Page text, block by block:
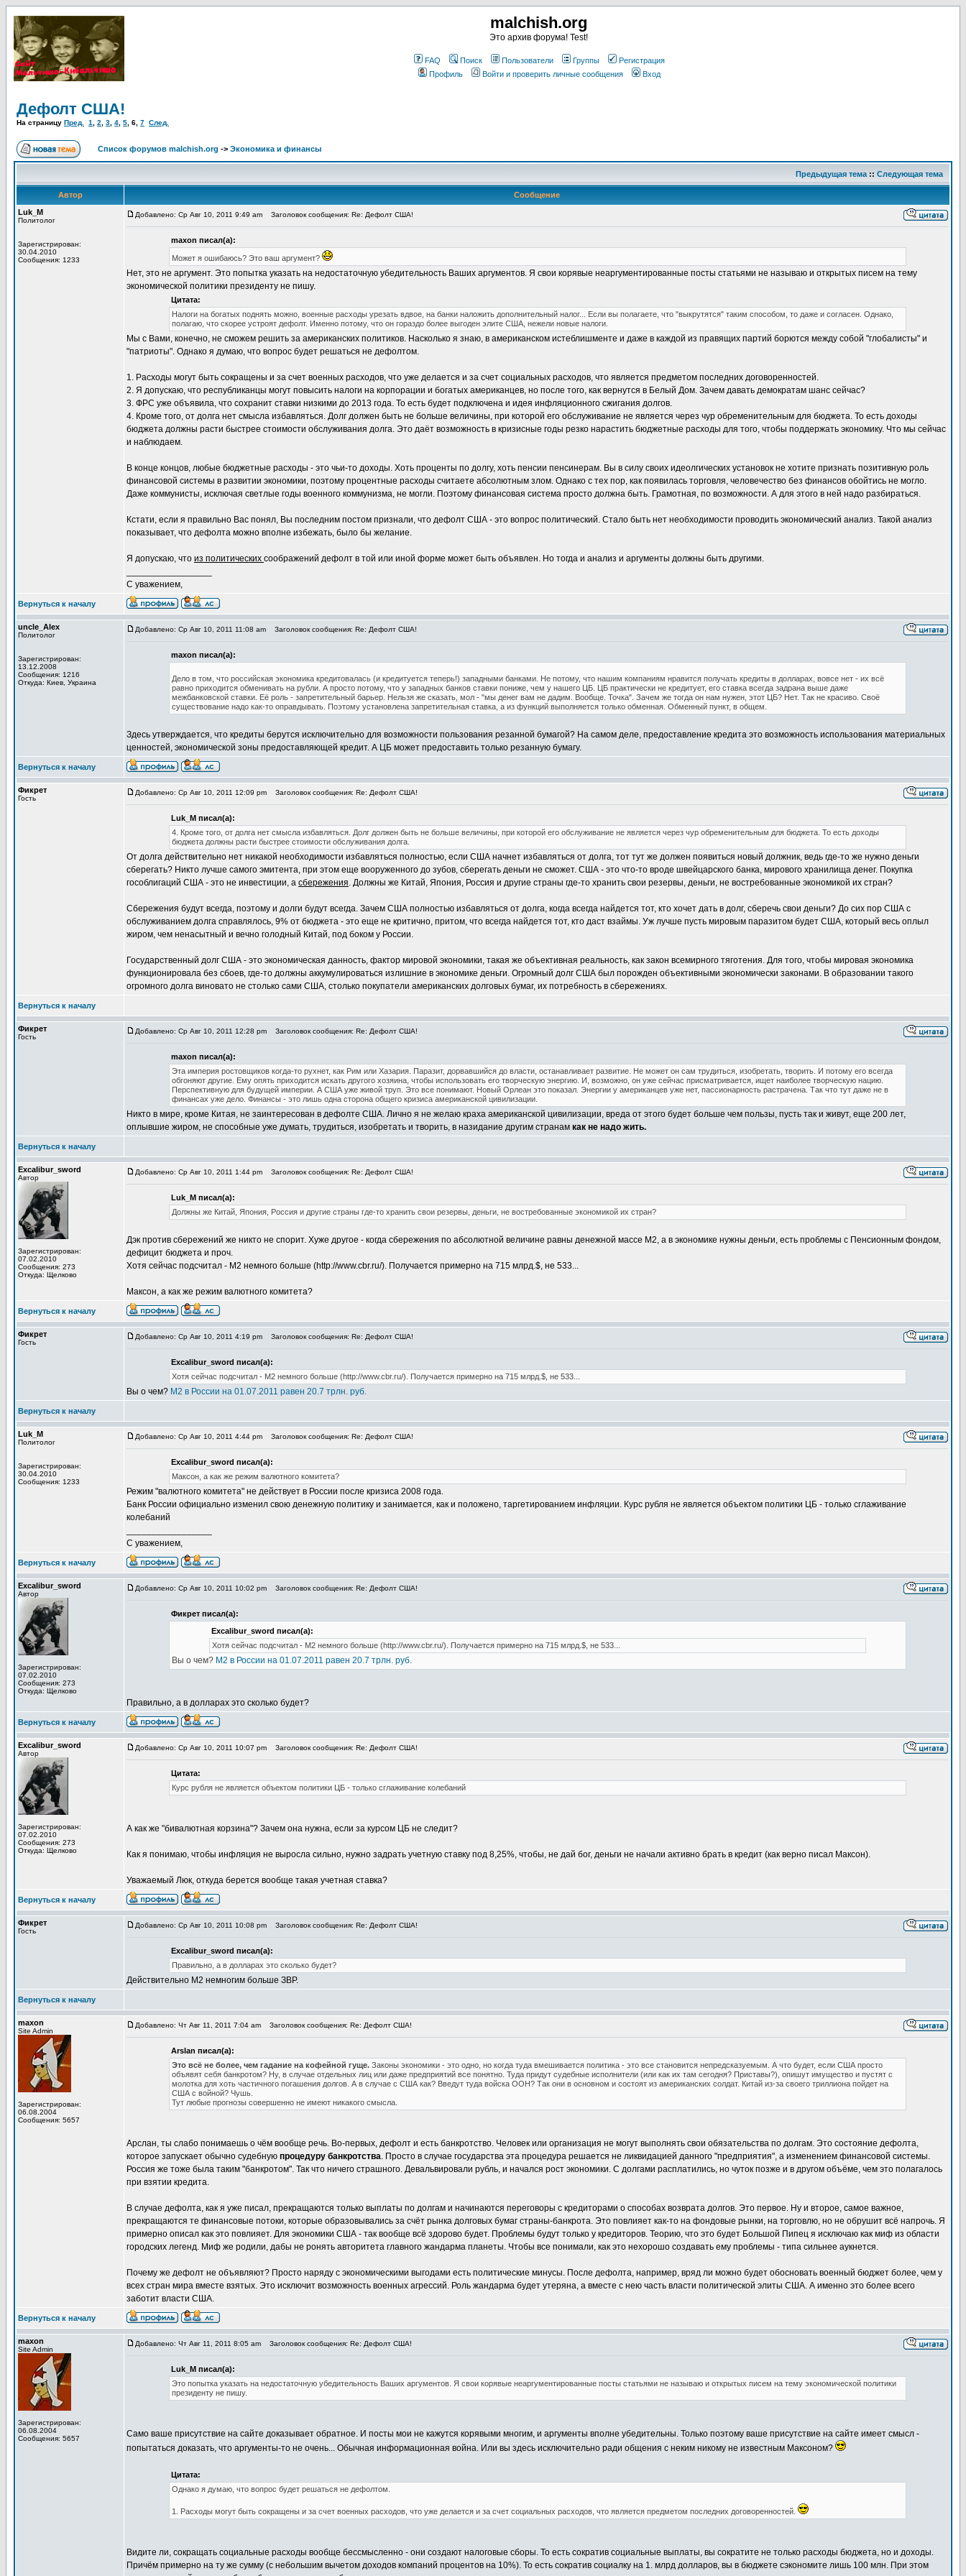
malchish.org
Это архив форума! Test!
FAQ Поиск Пользователи Группы
Регистрация
Профиль
Войти и проверить личные сообщения Вход
Дефолт США!
На страницу Пред. 1 2 3 4 5 6 7 След.
Список форумов malchish.org -> Экономика и финансы
Предыдущая тема :: Следующая тема
Автор
Сообщение
Luk_M
Политолог
Зарегистрирован:
30.04.2010
Сообщения: 1233
Добавлено: Ср Авг 10, 2011 9:49 am Заголовок сообщения: Re: Дефолт США!
maxon писал(а):
Может я ошибаюсь? Это ваш аргумент?
Нет, это не аргумент. Это попытка указать на недостаточную убедительность Ваших аргументов. Я свои корявые неаргументированные посты статьями не называю и открытых писем на тему
экономической политики президенту не пишу.
Цитата:
Налоги на богатых поднять можно, военные расходы урезать вдвое, на банки наложить дополнительный налог... Если вы полагаете, что "выкрутятся" таким способом, то даже и согласен. Однако,
полагаю, что скорее устроят дефолт. Именно потому, что он гораздо более выгоден элите США, нежели новые налоги.
Мы с Вами, конечно, не сможем решить за американских политиков. Насколько я знаю, в американском истеблишменте и даже в каждой из правящих партий борются между собой "глобалисты" и
"патриоты". Однако я думаю, что вопрос будет решаться не дефолтом.
1. Расходы могут быть сокращены и за счет военных расходов, что уже делается и за счет социальных расходов, что является предметом последних договоренностей.
2. Я допускаю, что республиканцы могут повысить налоги на корпорации и богатых американцев, но после того, как вернутся в Белый Дом. Зачем давать демократам шанс сейчас?
3. ФРС уже объявила, что сохранит ставки низкими до 2013 года. То есть будет подключена и идея инфляционного сжигания долгов.
4. Кроме того, от долга нет смысла избавляться. Долг должен быть не больше величины, при которой его обслуживание не является через чур обременительным для бюджета. То есть доходы
бюджета должны расти быстрее стоимости обслуживания долга. Это даёт возможность в кризисные годы резко нарастить бюджетные расходы для того, чтобы поддержать экономику. Что мы сейчас
и наблюдаем.
В конце концов, любые бюджетные расходы - это чьи-то доходы. Хоть проценты по долгу, хоть пенсии пенсинерам. Вы в силу своих идеолгических установок не хотите признать позитивную роль
финансовой системы в развитии экономики, поэтому процентные расходы считаете абсолютным злом. Однако с тех пор, как появилась торговля, человечество без финансов обойтись не могло.
Даже коммунисты, исключая светлые годы военного коммунизма, не могли. Поэтому финансовая система просто должна быть. Грамотная, по возможности. А для этого в ней надо разбираться.
Кстати, если я правильно Вас понял, Вы последним постом признали, что дефолт США - это вопрос политический. Стало быть нет необходимости проводить экономический анализ. Такой анализ
показывает, что дефолта можно вполне избежать, было бы желание.
Я допускаю, что из политических соображений дефолт в той или иной форме может быть объявлен. Но тогда и анализ и аргументы должны быть другими.
С уважением,
Вернуться к началу
uncle_Alex
Политолог
Зарегистрирован:
13.12.2008
Сообщения: 1216
Откуда: Киев, Украина
Добавлено: Ср Авг 10, 2011 11:08 am Заголовок сообщения: Re: Дефолт США!
maxon писал(а):
Дело в том, что российская экономика кредитовалась (и кредитуется теперь!) западными банками. Не потому, что нашим компаниям нравится получать кредиты в долларах, вовсе нет - их всё
равно приходится обменивать на рубли. А просто потому, что у западных банков ставки пониже, чем у нашего ЦБ. ЦБ практически не кредитует, его ставка всегда задрана выше даже
межбанковской ставки. Её роль - запретительный барьер. Нельзя же сказать, мол - "мы денег вам не дадим. Вообще. Точка". Зачем же тогда он нам нужен, этот ЦБ? Нет. Так не красиво. Своё
существование надо как-то оправдывать. Поэтому установлена запретительная ставка, а из функций выполняется только обменная. Обменный пункт, в общем.
Здесь утверждается, что кредиты берутся исключительно для возможности пользования резанной бумагой? На самом деле, предоставление кредита это возможность использования материальных
ценностей, экономической зоны предоставляющей кредит. А ЦБ может предоставить только резанную бумагу.
Вернуться к началу
Фикрет
Гость
Добавлено: Ср Авг 10, 2011 12:09 pm Заголовок сообщения: Re: Дефолт США!
Luk_M писал(а):
4. Кроме того, от долга нет смысла избавляться. Долг должен быть не больше величины, при которой его обслуживание не является через чур обременительным для бюджета. То есть доходы
бюджета должны расти быстрее стоимости обслуживания долга.
От долга действительно нет никакой необходимости избавляться полностью, если США начнет избавляться от долга, тот тут же должен появиться новый должник, ведь где-то же нужно деньги
сберегать? Никто лучше самого эмитента, при этом еще вооруженного до зубов, сберегать деньги не сможет. США - это что-то вроде швейцарского банка, мирового хранилища денег. Покупка
гособлигаций США - это не инвестиции, а сбережения. Должны же Китай, Япония, Россия и другие страны где-то хранить свои резервы, деньги, не востребованные экономикой их стран?
Сбережения будут всегда, поэтому и долги будут всегда. Зачем США полностью избавляться от долга, когда всегда найдется тот, кто хочет дать в долг, сберечь свои деньги? До сих пор США с
обслуживанием долга справлялось, 9% от бюджета - это еще не критично, притом, что всегда найдется тот, кто даст взаймы. Уж лучше пусть мировым паразитом будет США, который весь оплыл
жиром, чем ненасытный и вечно голодный Китай, под боком у России.
Государственный долг США - это экономическая данность, фактор мировой экономики, такая же объективная реальность, как закон всемирного тяготения. Для того, чтобы мировая экономика
функционировала без сбоев, где-то должны аккумулироваться излишние в экономике деньги. Огромный долг США был порожден объективными экономически законами. В образовании такого
огромного долга виновато не столько сами США, столько покупатели американских долговых бумаг, их потребность в сбережениях.
Вернуться к началу
Фикрет
Гость
Добавлено: Ср Авг 10, 2011 12:28 pm Заголовок сообщения: Re: Дефолт США!
maxon писал(а):
Эта империя ростовщиков когда-то рухнет, как Рим или Хазария. Паразит, дорвавшийся до власти, останавливает развитие. Не может он сам трудиться, изобретать, творить. И потому его всегда
обгоняют другие. Ему опять приходится искать другого хозяина, чтобы использовать его творческую энергию. И, возможно, он уже сейчас присматривается, ищет наиболее творческую нацию.
Перспективную для будущей империи. А США уже живой труп. Это все понимают. Новый Орлеан это показал. Энергии у американцев уже нет, пассионарность растрачена. Так что тут даже не в
финансах уже дело. Финансы - это лишь одна сторона общего кризиса американской цивилизации.
Никто в мире, кроме Китая, не заинтересован в дефолте США. Лично я не желаю краха американской цивилизации, вреда от этого будет больше чем пользы, пусть так и живут, еще 200 лет,
оплывшие жиром, не способные уже думать, трудиться, изобретать и творить, в назидание другим странам как не надо жить.
Вернуться к началу
Excalibur_sword
Автор
Зарегистрирован:
07.02.2010
Сообщения: 273
Откуда: Щелково
Добавлено: Ср Авг 10, 2011 1:44 pm Заголовок сообщения: Re: Дефолт США!
Luk_M писал(а):
Должны же Китай, Япония, Россия и другие страны где-то хранить свои резервы, деньги, не востребованные экономикой их стран?
Дэк против сбережений же никто не спорит. Хуже другое - когда сбережения по абсолютной величине равны денежной массе М2, а в экономике нужны деньги, есть проблемы с Пенсионным фондом,
дефицит бюджета и проч.
Хотя сейчас подсчитал - М2 немного больше (http://www.cbr.ru/). Получается примерно на 715 млрд.$, не 533...
Максон, а как же режим валютного комитета?
Вернуться к началу
Фикрет
Гость
Добавлено: Ср Авг 10, 2011 4:19 pm Заголовок сообщения: Re: Дефолт США!
Excalibur_sword писал(а):
Хотя сейчас подсчитал - М2 немного больше (http://www.cbr.ru/). Получается примерно на 715 млрд.$, не 533...
Вы о чем? М2 в России на 01.07.2011 равен 20.7 трлн. руб.
Вернуться к началу
Luk_M
Политолог
Зарегистрирован:
30.04.2010
Сообщения: 1233
Добавлено: Ср Авг 10, 2011 4:44 pm Заголовок сообщения: Re: Дефолт США!
Excalibur_sword писал(а):
Максон, а как же режим валютного комитета?
Режим "валютного комитета" не действует в России после кризиса 2008 года.
Банк России официально изменил свою денежную политику и занимается, как и положено, таргетированием инфляции. Курс рубля не является объектом политики ЦБ - только сглаживание
колебаний
С уважением,
Вернуться к началу
Excalibur_sword
Автор
Зарегистрирован:
07.02.2010
Сообщения: 273
Откуда: Щелково
Добавлено: Ср Авг 10, 2011 10:02 pm Заголовок сообщения: Re: Дефолт США!
Фикрет писал(а):
Excalibur_sword писал(а):
Хотя сейчас подсчитал - М2 немного больше (http://www.cbr.ru/). Получается примерно на 715 млрд.$, не 533...
Вы о чем? М2 в России на 01.07.2011 равен 20.7 трлн. руб.
Правильно, а в долларах это сколько будет?
Вернуться к началу
Excalibur_sword
Автор
Зарегистрирован:
07.02.2010
Сообщения: 273
Откуда: Щелково
Добавлено: Ср Авг 10, 2011 10:07 pm Заголовок сообщения: Re: Дефолт США!
Цитата:
Курс рубля не является объектом политики ЦБ - только сглаживание колебаний
А как же "бивалютная корзина"? Зачем она нужна, если за курсом ЦБ не следит?
Как я понимаю, чтобы инфляция не выросла сильно, нужно задрать учетную ставку под 8,25%, чтобы, не дай бог, деньги не начали активно брать в кредит (как верно писал Максон).
Уважаемый Люк, откуда берется вообще такая учетная ставка?
Вернуться к началу
Фикрет
Гость
Добавлено: Ср Авг 10, 2011 10:08 pm Заголовок сообщения: Re: Дефолт США!
Excalibur_sword писал(а):
Правильно, а в долларах это сколько будет?
Действительно М2 немногим больше ЗВР.
Вернуться к началу
maxon
Site Admin
Зарегистрирован:
06.08.2004
Сообщения: 5657
Добавлено: Чт Авг 11, 2011 7:04 am Заголовок сообщения: Re: Дефолт США!
Arslan писал(а):
Это всё не более, чем гадание на кофейной гуще.Законы экономики - это одно, но когда туда вмешивается политика - это все становится непредсказуемым. А что будет, если США просто
объявят себя банкротом? Ну, в случае отдельных лиц или даже предприятий все понятно. Туда придут судебные исполнители (или как их там сегодня? Приставы?), опишут имущество и пустят с
молотка для хоть частичного погашения долгов. А в случае с США как? Введут туда войска ООН? Так они в основном и состоят из американских солдат. Китай из-за своего триллиона пойдет на
США с войной? Чушь.
Тут любые прогнозы совершенно не имеют никакого смысла.
Арслан, ты слабо понимаешь о чём вообще речь. Во-первых, дефолт и есть банкротство. Человек или организация не могут выполнять свои обязательства по долгам. Это состояние дефолта,
которое запускает обычно судебную процедуру банкротства. Просто в случае государства эта процедура решается не ликвидацией данного "предприятия", а изменением финансовой системы.
Россия же тоже была таким "банкротом". Так что ничего страшного. Девальвировали рубль, и начался рост экономики. С долгами расплатились, но чуток позже и в другом объёме, чем это полагалось
при взятии кредита.
В случае дефолта, как я уже писал, прекращаются только выплаты по долгам и начинаются переговоры с кредиторами о способах возврата долгов. Это первое. Ну и второе, самое важное,
прекращаются те финансовые потоки, которые образовывались за счёт рынка долговых бумаг страны-банкрота. Это повлияет как-то на фондовые рынки, на торговлю, но не обрушит всё напрочь. Я
примерно описал как это повлияет. Для экономики США - так вообще всё здорово будет. Проблемы будут только у кредиторов. Теорию, что это будет Большой Пипец я исключаю как миф из области
городских легенд. Миф же родили, дабы не ронять авторитета главного жандарма планеты. Чтобы все понимали, как это нехорошо создавать ему проблемы - типа сильнее аукнется.
Почему же дефолт не объявляют? Просто наряду с экономическими выгодами есть политические минусы. После дефолта, например, вряд ли можно будет обосновать военный бюджет более, чем у
всех стран мира вместе взятых. Это исключит возможность военных агрессий. Роль жандарма будет утеряна, а вместе с нею часть власти политической элиты США. А именно это более всего
заботит власти США.
Вернуться к началу
maxon
Site Admin
Зарегистрирован:
06.08.2004
Сообщения: 5657
Добавлено: Чт Авг 11, 2011 8:05 am Заголовок сообщения: Re: Дефолт США!
Luk_M писал(а):
Это попытка указать на недостаточную убедительность Ваших аргументов. Я свои корявые неаргументированные посты статьями не называю и открытых писем на тему экономической политики
президенту не пишу.
Само ваше присутствие на сайте доказывает обратное. И посты мои не кажутся корявыми многим, и аргументы вполне убедительны. Только поэтому ваше присутствие на сайте имеет смысл -
попытаться доказать, что аргументы-то не очень... Обычная информационная война. Или вы здесь исключительно ради общения с неким никому не известным Максоном?
Цитата:
Однако я думаю, что вопрос будет решаться не дефолтом.
1. Расходы могут быть сокращены и за счет военных расходов, что уже делается и за счет социальных расходов, что является предметом последних договоренностей.
Видите ли, сокращать социальные расходы вообще бессмысленно - они создают налоговые сборы. То есть сократив социальные выплаты, вы сократите не только расходы бюджета, но и доходы.
Причём примерно на ту же сумму (с небольшим вычетом доходов компаний процентов на 10%). То есть сократив социалку на 1. млрд долларов, вы в бюджете сэкономите лишь 100 млн. При этом